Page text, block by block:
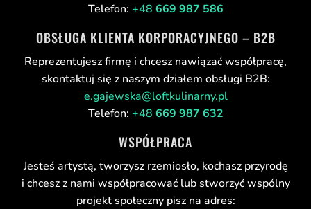
Telefon: +48 669 987 586
OBSŁUGA KLIENTA KORPORACYJNEGO – B2B
Reprezentujesz firmę i chcesz nawiązać współpracę,
skontaktuj się z naszym działem obsługi B2B:
e.gajewska@loftkulinarny.pl
Telefon: +48 669 987 632
WSPÓŁPRACA
Jesteś artystą, tworzysz rzemiosło, kochasz przyrodę
i chcesz z nami współpracować lub stworzyć wspólny
projekt społeczny pisz na adres: